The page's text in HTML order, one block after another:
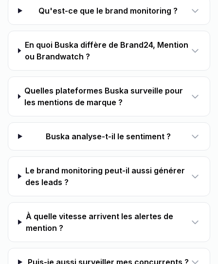
Qu'est-ce que le brand monitoring ?
En quoi Buska diffère de Brand24, Mention
ou Brandwatch ?
Quelles plateformes Buska surveille pour
les mentions de marque ?
Buska analyse-t-il le sentiment ?
Le brand monitoring peut-il aussi générer
des leads ?
À quelle vitesse arrivent les alertes de
mention ?
Puis-je aussi surveiller mes concurrents ?